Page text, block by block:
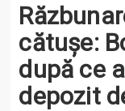
cătușe:
după ce
depozit